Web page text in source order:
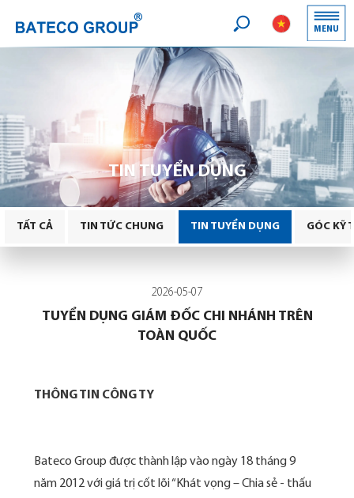
Search
MENU
TIN TUYỂN DỤNG
TẤT CẢ TIN TỨC CHUNG TIN TUYỂN DỤNG GÓC KỸ
2026-05-07
TUYỂN DỤNG GIÁM ĐỐC CHI NHÁNH TRÊN
TOÀN QUỐC
THÔNG TIN CÔNG TY
Bateco Group được thành lập vào ngày 18 tháng 9
năm 2012 với giá trị cốt lõi “Khát vọng – Chia sẻ - thấu